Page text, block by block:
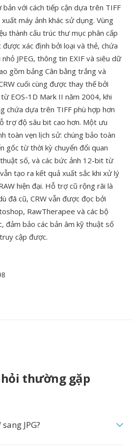
bản với cách tiếp cận dựa trên TIFF
máy ảnh khác sử dụng. Vùng
thành cấu trúc thư mục phân cấp
xác định bởi loại và thẻ, chứa
JPEG, thông tin EXIF và siêu dữ
gồm bảng Cân bằng trắng và
cuối cùng được thay thế bởi
EOS-1D Mark II năm 2004, khi
chứa dựa trên TIFF phù hợp hơn
trợ độ sâu bit cao hơn. Một ưu
toàn vẹn lịch sử: chúng bảo toàn
gốc từ thời kỳ chuyển đổi quan
số, và các bức ảnh 12-bit từ
tạo ra kết quả xuất sắc khi xử lý
hiện đại. Hỗ trợ cũ rộng rãi là
đã cũ, CRW vẫn được đọc bởi
RawTherapee và các bộ
đảm bảo các bản âm kỹ thuật số
cập được.
hỏi thường gặp
JPG?